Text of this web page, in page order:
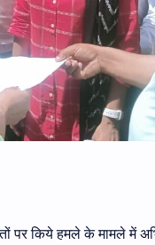
पर किये हमले के मामले में